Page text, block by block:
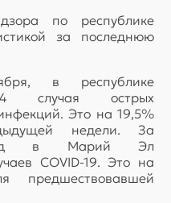
по республике
за последнюю
в республике
случая острых
Это на 19,5%
недели. За
в Марий Эл
COVID-19. Это на
предшествовавшей